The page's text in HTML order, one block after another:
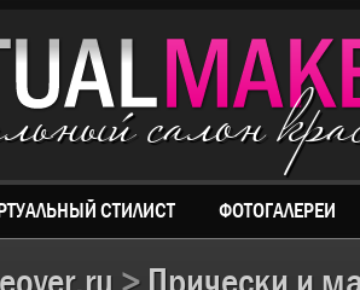
салон
СТИЛИСТ ФОТОГАЛЕРЕИ